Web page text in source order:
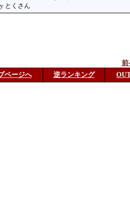
とくさん
前
ページへ
逆ランキング